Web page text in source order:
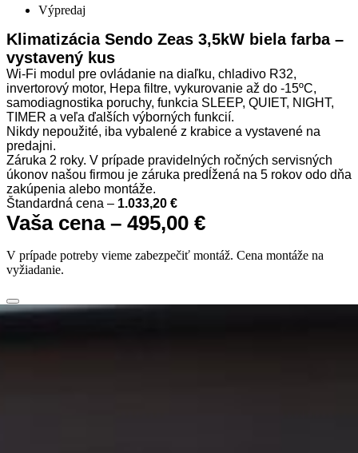
Výpredaj
Klimatizácia Sendo Zeas 3,5kW biela farba –
vystavený kus
Wi-Fi modul pre ovládanie na diaľku, chladivo R32,
invertorový motor, Hepa filtre, vykurovanie až do -15ºC,
samodiagnostika poruchy, funkcia SLEEP, QUIET, NIGHT,
TIMER a veľa ďalších výborných funkcií.
Nikdy nepoužité, iba vybalené z krabice a vystavené na
predajni.
Záruka 2 roky. V prípade pravidelných ročných servisných
úkonov našou firmou je záruka predĺžená na 5 rokov odo dňa
zakúpenia alebo montáže.
Štandardná cena – 1.033,20 €
Vaša cena – 495,00 €
V prípade potreby vieme zabezpečiť montáž. Cena montáže na
vyžiadanie.